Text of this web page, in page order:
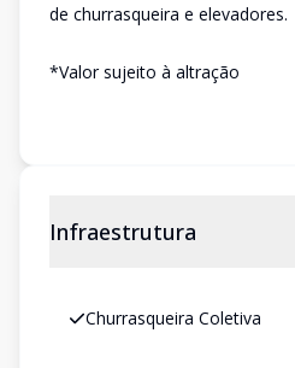
de churrasqueira e elevadores.
*Valor sujeito à altração
Infraestrutura
Churrasqueira Coletiva